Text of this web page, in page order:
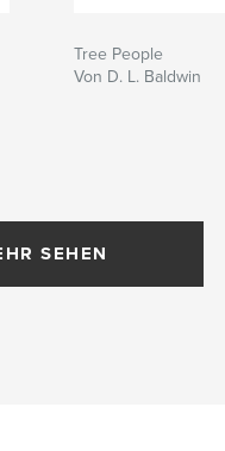
Tree People
Von D. L. Baldwin
SEHEN